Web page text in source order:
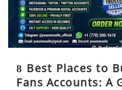
8 Best Places to
Fans Accounts: A